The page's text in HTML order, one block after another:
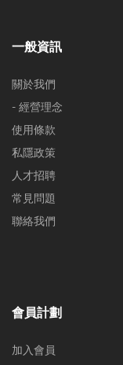
一般資訊
關於我們
- 經營理念
使用條款
私隱政策
人才招聘
常見問題
聯絡我們
會員計劃
加入會員